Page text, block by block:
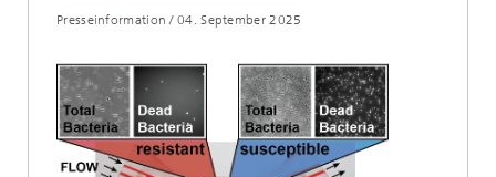
Presseinformation /04. September 2025